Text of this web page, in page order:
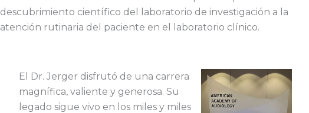
descubrimiento científico del laboratorio de investigación a la
atención rutinaria del paciente en el laboratorio clínico.
El Dr. Jerger disfrutó de una carrera
magnífica, valiente y generosa. Su
legado sigue vivo en los miles y miles